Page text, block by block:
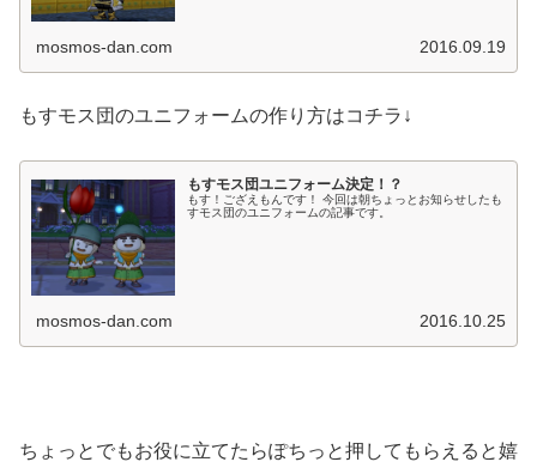
mosmos-dan.com 2016.09.19
もすモス団のユニフォームの作り方はコチラ↓
もすモス団ユニフォーム決定！？
もす！ござえもんです！ 今回は朝ちょっとお知らせしたも
すモス団のユニフォームの記事です。
mosmos-dan.com 2016.10.25
ちょっとでもお役に立てたらぽちっと押してもらえると嬉